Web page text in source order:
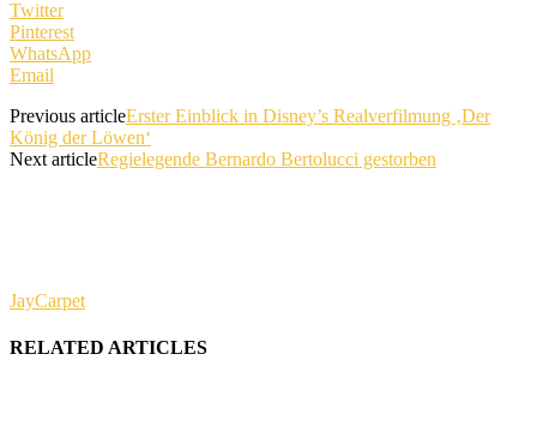
Twitter
Pinterest
WhatsApp
Email
Previous articleErster Einblick in Disney’s Realverfilmung ‚Der
König der Löwen‘
Next articleRegielegende Bernardo Bertolucci gestorben
JayCarpet
RELATED ARTICLES